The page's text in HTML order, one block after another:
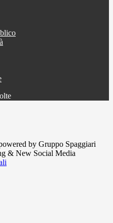
by Gruppo Spaggiari
& New Social Media